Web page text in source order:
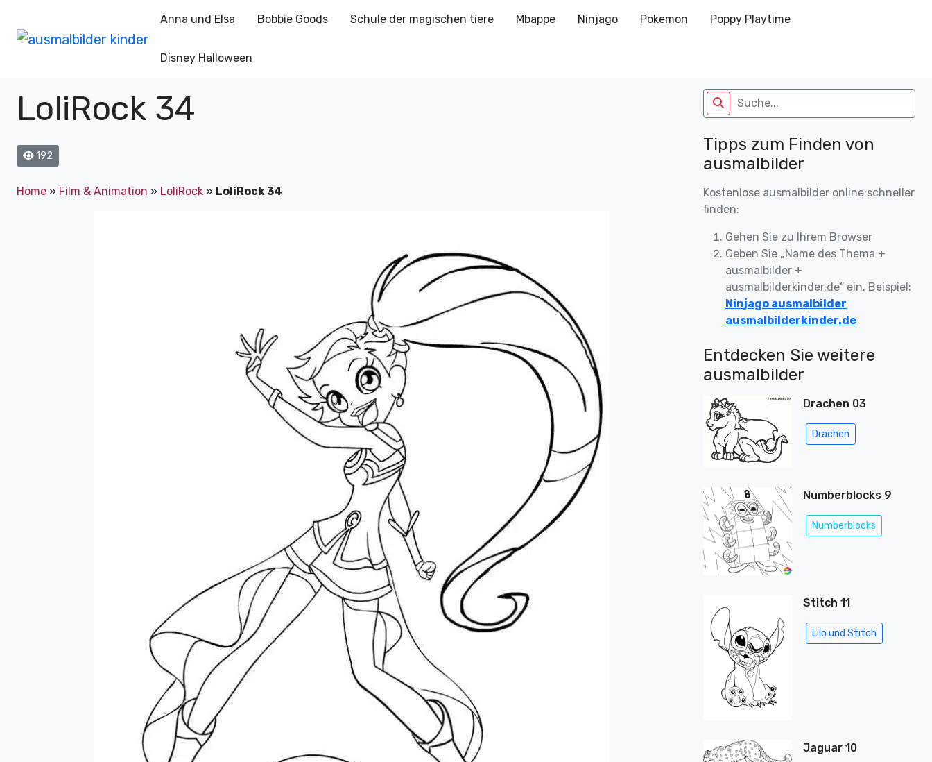
Anna und Elsa Bobbie Goods Schule der magischen tiere Mbappe Ninjago Pokemon Poppy Playtime
Disney Halloween
LoliRock 34
192
Home » Film & Animation » LoliRock » LoliRock 34
Tipps zum Finden von
ausmalbilder
Kostenlose ausmalbilder online schneller
finden:
Gehen Sie zu Ihrem Browser
Geben Sie „Name des Thema +
ausmalbilder +
ausmalbilderkinder.de“ ein. Beispiel:
Ninjago ausmalbilder
ausmalbilderkinder.de
Entdecken Sie weitere
ausmalbilder
Drachen 03
Drachen
Numberblocks 9
Numberblocks
Stitch 11
Lilo und Stitch
Jaguar 10